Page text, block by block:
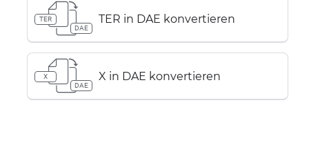
TER
DAE
TER in DAE konvertieren
X
DAE
X in DAE konvertieren